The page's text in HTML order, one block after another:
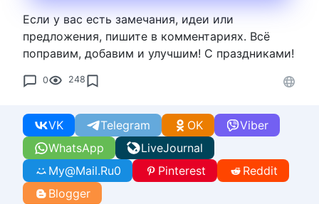
Если у вас есть замечания, идеи или
предложения, пишите в комментариях. Всё
поправим, добавим и улучшим! С праздниками!
0 248
WhatsApp
VK Telegram Viber
OK
LiveJournal
My@Mail.Ru0 Pinterest
Reddit
Blogger